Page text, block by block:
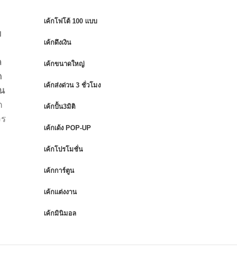
เค้กโฟโต้ 100 แบบ
เค้กดึงเงิน
เค้กขนาดใหญ่
เค้กส่งด่วน 3 ชั่วโมง
เค้กปั้น3มิติ
เค้กเด้ง POP-UP
เค้กโปรโมชั่น
เค้กการ์ตูน
เค้กแต่งงาน
เค้กมินิมอล